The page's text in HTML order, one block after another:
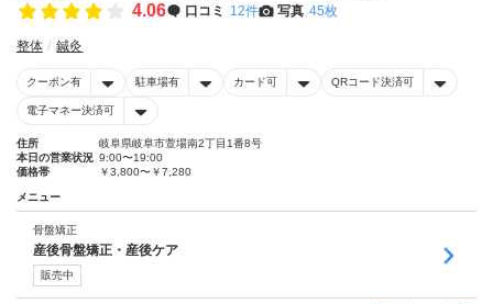
4.06 口コミ 12件 写真 45枚
整体 鍼灸
クーポン有 駐車場有 カード可 QRコード決済可
電子マネー決済可
住所
岐阜県岐阜市萱場南2丁目1番8号
本日の営業状況 9:00〜19:00
価格帯
￥3,800〜￥7,280
メニュー
骨盤矯正
産後骨盤矯正・産後ケア
販売中